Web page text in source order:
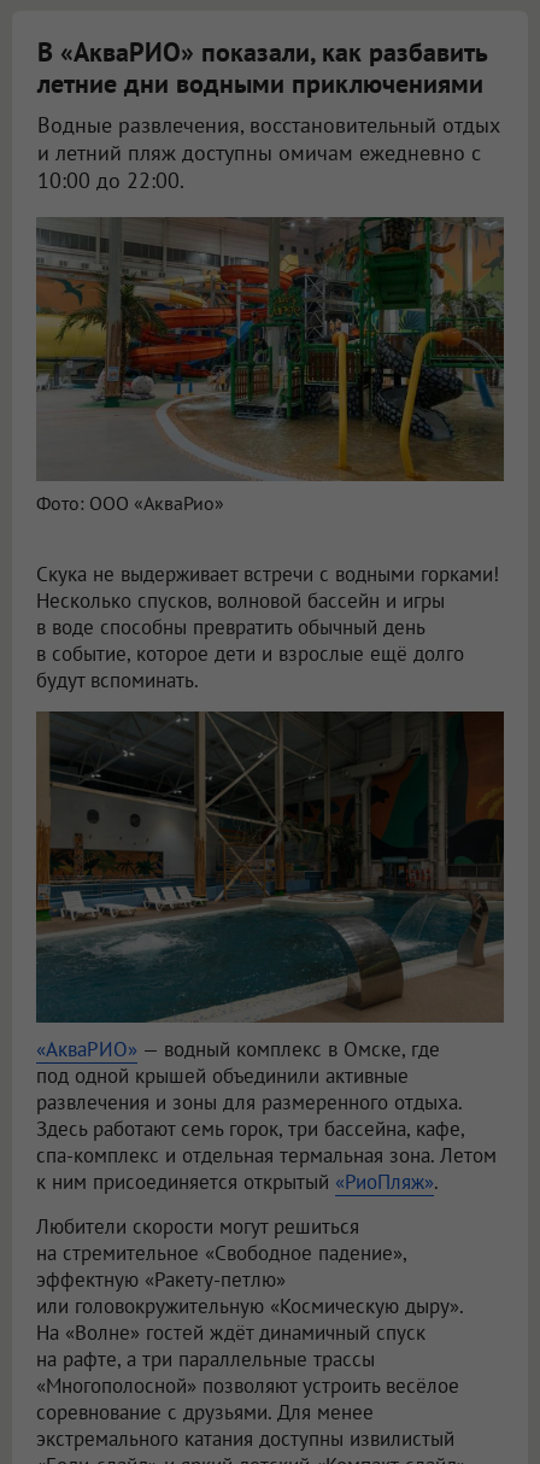
В «АкваРИО» показали, как разбавить
летние дни водными приключениями
Водные развлечения, восстановительный отдых
и летний пляж доступны омичам ежедневно с
10:00 до 22:00.
Фото: ООО «АкваРио»
Скука не выдерживает встречи с водными горками!
Несколько спусков, волновой бассейн и игры
в воде способны превратить обычный день
в событие, которое дети и взрослые ещё долго
будут вспоминать.
«АкваРИО» — водный комплекс в Омске, где
под одной крышей объединили активные
развлечения и зоны для размеренного отдыха.
Здесь работают семь горок, три бассейна, кафе,
спа-комплекс и отдельная термальная зона. Летом
к ним присоединяется открытый «РиоПляж».
Любители скорости могут решиться
на стремительное «Свободное падение»,
эффектную «Ракету-петлю»
или головокружительную «Космическую дыру».
На «Волне» гостей ждёт динамичный спуск
на рафте, а три параллельные трассы
«Многополосной» позволяют устроить весёлое
соревнование с друзьями. Для менее
экстремального катания доступны извилистый